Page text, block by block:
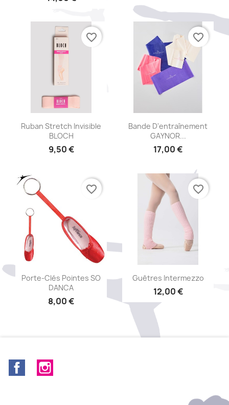
Aperçu rapide
Ruban Stretch Invisible
BLOCH
9,50 €
favorite_border
Aperçu rapide
Bande D'entraînement
GAYNOR...
17,00 €
favorite_border
Aperçu rapide
Porte-Clés Pointes SO
DANCA
8,00 €
favorite_border
Aperçu rapide
Guêtres Intermezzo
12,00 €
favorite_border
Facebook